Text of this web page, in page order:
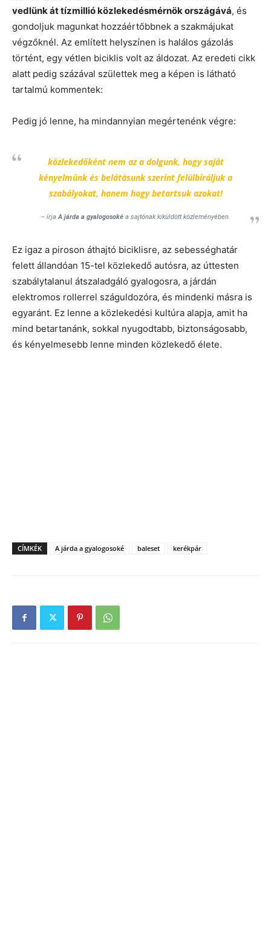
vedlünk át tízmillió közlekedésmérnök országává, és
gondoljuk magunkat hozzáértőbbnek a szakmájukat
végzőknél. Az említett helyszínen is halálos gázolás
történt, egy vétlen biciklis volt az áldozat. Az eredeti cikk
alatt pedig százával születtek meg a képen is látható
tartalmú kommentek:
Pedig jó lenne, ha mindannyian megértenénk végre:
közlekedőként nem az a dolgunk, hogy saját
kényelmünk és belátásunk szerint felülbíráljuk a
szabályokat, hanem hogy betartsuk azokat!
– írjaA járda a gyalogosoké a sajtónak kiküldött közleményében.
Ez igaz a piroson áthajtó biciklisre, az sebességhatár
felett állandóan 15-tel közlekedő autósra, az úttesten
szabálytalanul átszaladgáló gyalogosra, a járdán
elektromos rollerrel száguldozóra, és mindenki másra is
egyaránt. Ez lenne a közlekedési kultúra alapja, amit ha
mind betartanánk, sokkal nyugodtabb, biztonságosabb,
és kényelmesebb lenne minden közlekedő élete.
CÍMKÉK A járda a gyalogosoké baleset kerékpár